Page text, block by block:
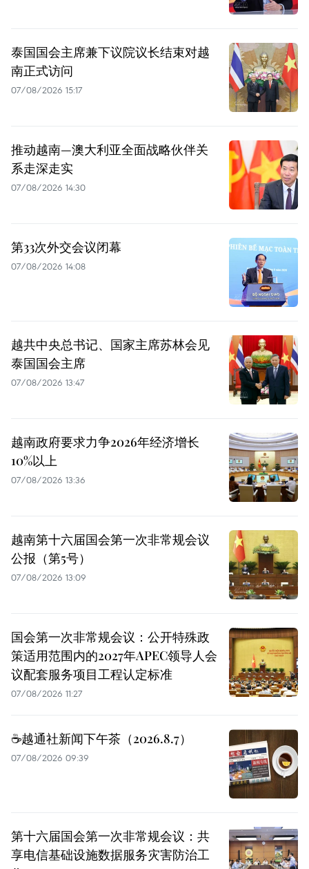
泰国国会主席兼下议院议长结束对越
南正式访问
07/08/2026 15:17
推动越南—澳大利亚全面战略伙伴关
系走深走实
07/08/2026 14:30
第33次外交会议闭幕
07/08/2026 14:08
越共中央总书记、国家主席苏林会见
泰国国会主席
07/08/2026 13:47
越南政府要求力争2026年经济增长
10%以上
07/08/2026 13:36
越南第十六届国会第一次非常规会议
公报（第5号）
07/08/2026 13:09
国会第一次非常规会议：公开特殊政
策适用范围内的2027年APEC领导人会
议配套服务项目工程认定标准
07/08/2026 11:27
☕️越通社新闻下午茶（2026.8.7）
07/08/2026 09:39
第十六届国会第一次非常规会议：共
享电信基础设施数据服务灾害防治工